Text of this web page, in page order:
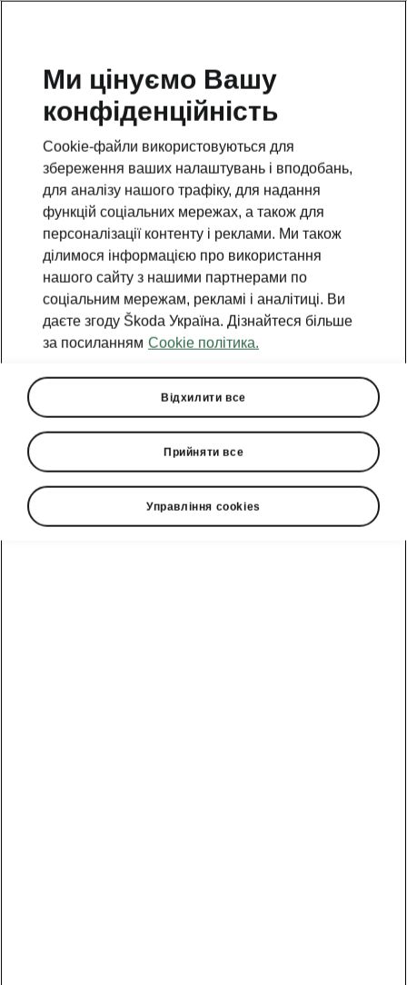
Акційні спеціальні
пропозиції
Преміум та комфорт, спорт та звук, якими б
не були ваші побажання, тепер ви можете їх
втілити в життя з вигодою.
Діє з 2026-05-01T07:54:27.791+00:00
Ми цінуємо Вашу
конфіденційність
Cookie-файли використовуються для
збереження ваших налаштувань і вподобань,
для аналізу нашого трафіку, для надання
функцій соціальних мережах, а також для
персоналізації контенту і реклами. Ми також
ділимося інформацією про використання
нашого сайту з нашими партнерами по
соціальним мережам, рекламі і аналітиці. Ви
даєте згоду Škoda Україна. Дізнайтеся більше
за посиланням Cookie політика.
Відхилити все
Прийняти все
Управління cookies